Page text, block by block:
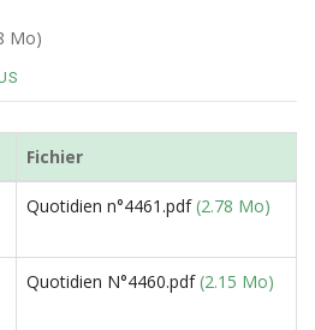
Mo)
Fichier
Quotidien n°4461.pdf (2.78 Mo)
Quotidien N°4460.pdf (2.15 Mo)